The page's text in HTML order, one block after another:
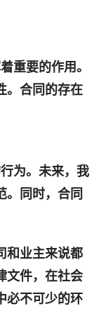
重要的作用。
。合同的存在
为。未来，我
。同时，合同
和业主来说都
文件，在社会
必不可少的环